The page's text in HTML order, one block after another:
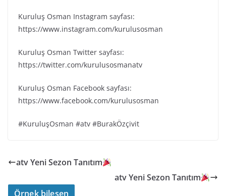
Kuruluş Osman Instagram sayfası:
https://www.instagram.com/kurulusosman
Kuruluş Osman Twitter sayfası:
https://twitter.com/kurulusosmanatv
Kuruluş Osman Facebook sayfası:
https://www.facebook.com/kurulusosman
#KuruluşOsman #atv #BurakÖzçivit
atv Yeni Sezon Tanıtım
atv Yeni Sezon Tanıtım
Örnek bileşen